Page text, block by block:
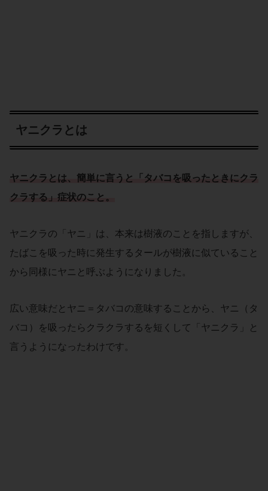
ヤニクラとは
ヤニクラとは、簡単に言うと「 タバコを吸ったときにクラ
クラする 」 症状のこと。
ヤニクラの「ヤニ」は、本来は樹液のことを指しますが、
たばこを吸った時に発生するタールが樹液に似ていること
から同様にヤニと呼ぶようになりました。
広い意味だとヤニ＝タバコの意味することから、ヤニ（タ
バコ）を吸ったらクラクラするを短くして「ヤニクラ」と
言うようになったわけです。